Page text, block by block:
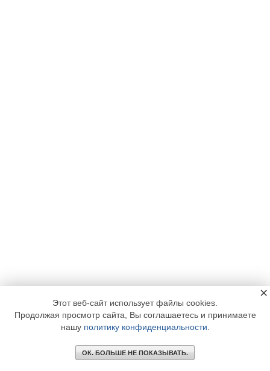
Этот веб-сайт использует файлы cookies.
Продолжая просмотр сайта, Вы соглашаетесь и принимаете
нашу политику конфиденциальности
ОК. БОЛЬШЕ НЕ ПОКАЗЫВАТЬ.
×